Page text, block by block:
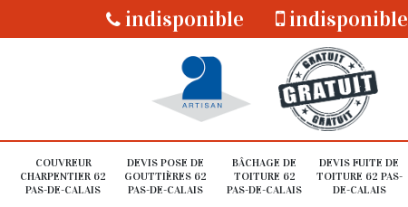
indisponible indisponible
COUVREUR
CHARPENTIER 62
PAS-DE-CALAIS
DEVIS POSE DE
GOUTTIÈRES 62
PAS-DE-CALAIS
BÂCHAGE DE
TOITURE 62
PAS-DE-CALAIS
DEVIS FUITE DE
TOITURE 62 PAS-
DE-CALAIS